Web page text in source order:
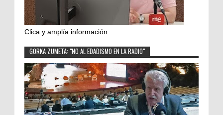
Clica y amplía información
GORKA ZUMETA: "NO AL EDADISMO EN LA RADIO"